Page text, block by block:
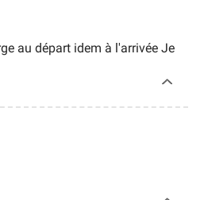
au départ idem à l'arrivée Je